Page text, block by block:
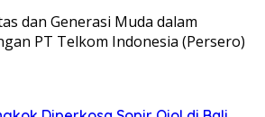
dan Generasi Muda dalam
PT Telkom Indonesia (Persero)